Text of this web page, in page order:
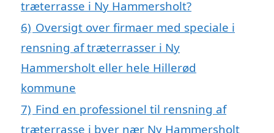
træterrasse i Ny Hammersholt?
6) Oversigt over firmaer med speciale i
rensning af træterrasser i Ny
Hammersholt eller hele Hillerød
kommune
7) Find en professionel til rensning af
træterrasse i byer nær Ny Hammersholt